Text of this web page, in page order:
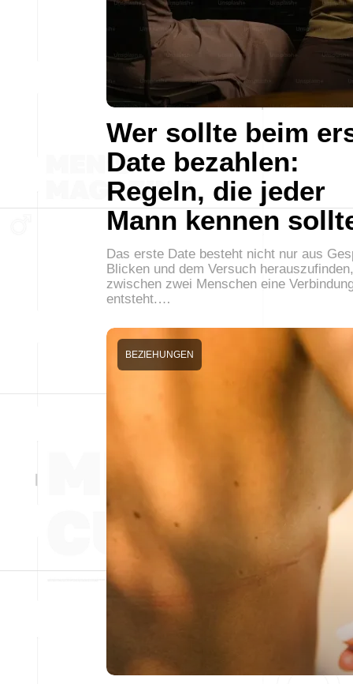
Wer sollte beim
Date bezahlen:
Regeln, die jeder
Mann kennen
Das erste Date besteht nicht nur aus
Blicken und dem Versuch
zwischen zwei Menschen eine
entsteht.…
BEZIEHUNGEN